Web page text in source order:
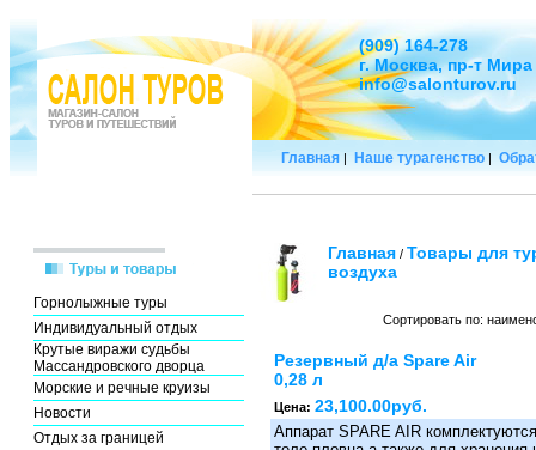
Горнолыжные туры
Индивидуальный отдых
Крутые виражи судьбы
Массандровского дворца
Морские и речные круизы
Новости
Отдых за границей
Главная | Наше турагенство |
Главная / Товары для
воздуха
Сортировать по:
Резервный д/а Spare Air
0,28 л
Цена: 23,100.00руб.
Аппарат SPARE AIR
(909) 164-278
г. Москва, пр-т Мира
info@salonturov.ru